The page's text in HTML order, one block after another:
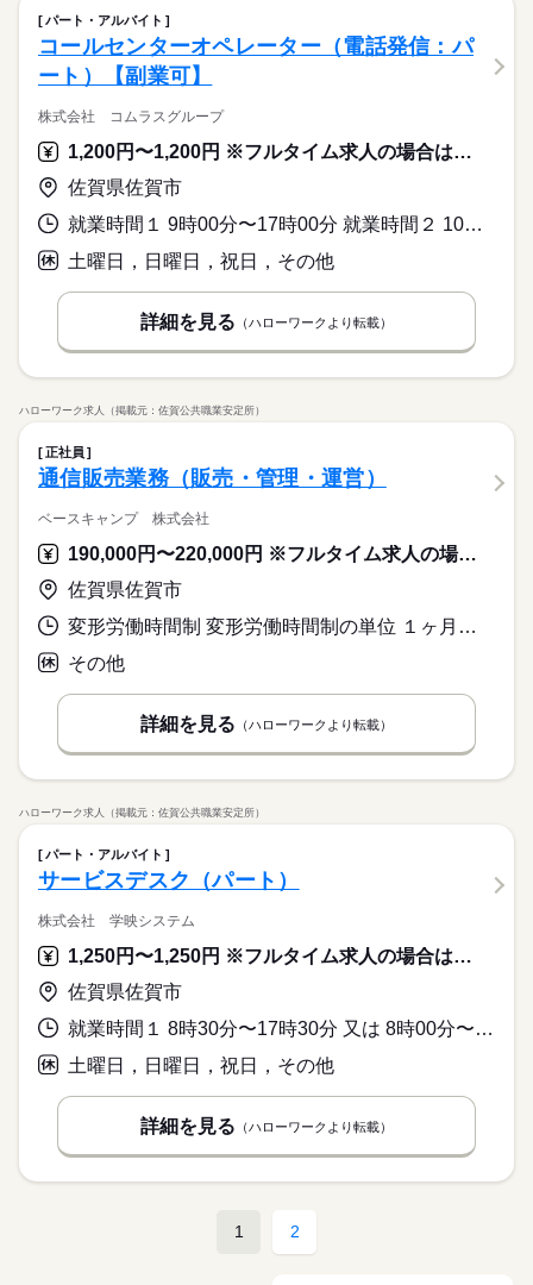
パート・アルバイト
コールセンターオペレーター（電話発信：パ
ート）【副業可】
株式会社 コムラスグループ
1,200円〜1,200円 ※フルタイム求人の場合は月額（換算額）、パート求人の場合は時間額を表示しています。
佐賀県佐賀市
就業時間１ 9時00分〜17時00分 就業時間２ 10時00分〜17時00分 就業時間３ 9時00分〜12時00分 就業時間に関する特記事項 ＊上記就業時間は時間例です。
土曜日，日曜日，祝日，その他
詳細を見る （ハローワークより転載）
ハローワーク求人（掲載元：佐賀公共職業安定所）
正社員
通信販売業務（販売・管理・運営）
ベースキャンプ 株式会社
190,000円〜220,000円 ※フルタイム求人の場合は月額（換算額）、パート求人の場合は時間額を表示しています。
佐賀県佐賀市
変形労働時間制 変形労働時間制の単位 １ヶ月単位 就業時間１ 9時00分〜18時00分
その他
詳細を見る （ハローワークより転載）
ハローワーク求人（掲載元：佐賀公共職業安定所）
パート・アルバイト
サービスデスク（パート）
株式会社 学映システム
1,250円〜1,250円 ※フルタイム求人の場合は月額（換算額）、パート求人の場合は時間額を表示しています。
佐賀県佐賀市
就業時間１ 8時30分〜17時30分 又は 8時00分〜18時00分の時間の間の8時間程度 就業時間に関する特記事項 ＊就業時間（１）は一例。８時～１８時の間で実働８時間です。
土曜日，日曜日，祝日，その他
詳細を見る （ハローワークより転載）
1 2